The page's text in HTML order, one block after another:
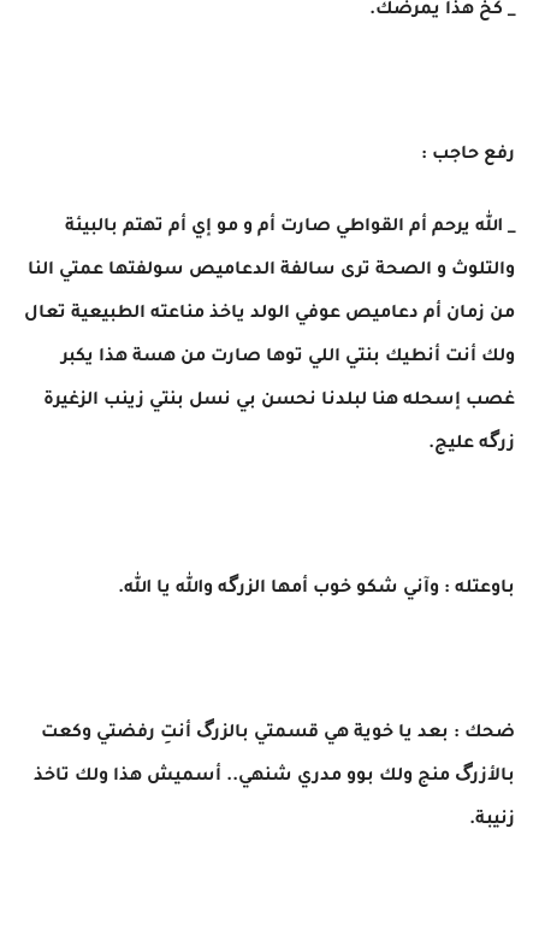
_ كخ هذا يمرضك.
رفع حاجب :
_ الله يرحم أم القواطي صارت أم و مو إي أم تهتم بالبيئة
والتلوث و الصحة ترى سالفة الدعاميص سولفتها عمتي النا
من زمان أم دعاميص عوفي الولد ياخذ مناعته الطبيعية تعال
ولك أنت أنطيك بنتي اللي توها صارت من هسة هذا يكبر
غصب إسحله هنا لبلدنا نحسن بي نسل بنتي زينب الزغيرة
زرگه عليج.
باوعتله : وآني شكو خوب أمها الزرگه والله يا الله.
ضحك : بعد يا خوية هي قسمتي بالزرگ أنتِ رفضتي وكعت
بالأزرگ منج ولك بوو مدري شنهي.. أسميش هذا ولك تاخذ
زنيبة.